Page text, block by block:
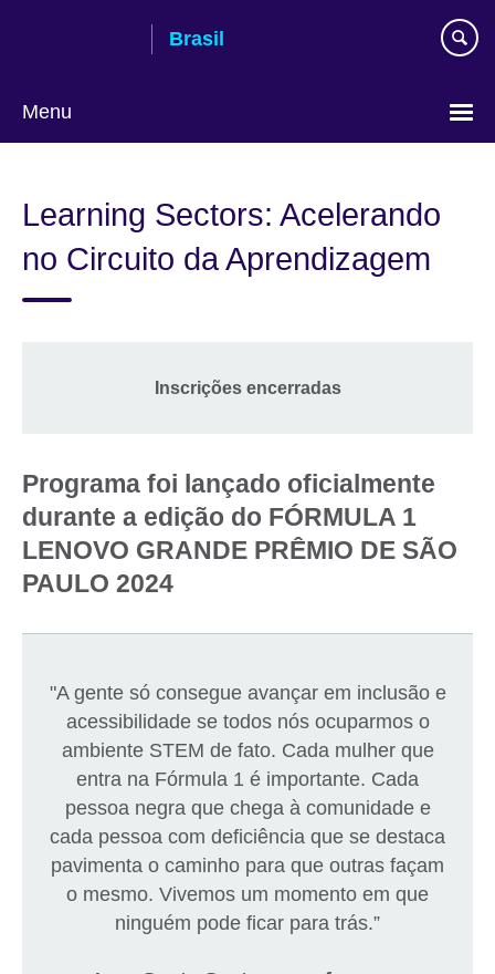
Brasil
Menu
language
Learning Sectors: Acelerando
no Circuito da Aprendizagem
Inscrições encerradas
Programa foi lançado oficialmente
durante a edição do FÓRMULA 1
LENOVO GRANDE PRÊMIO DE SÃO
PAULO 2024
"A gente só consegue avançar em inclusão e
acessibilidade se todos nós ocuparmos o
ambiente STEM de fato. Cada mulher que
entra na Fórmula 1 é importante. Cada
pessoa negra que chega à comunidade e
cada pessoa com deficiência que se destaca
pavimenta o caminho para que outras façam
o mesmo. Vivemos um momento em que
ninguém pode ficar para trás.”